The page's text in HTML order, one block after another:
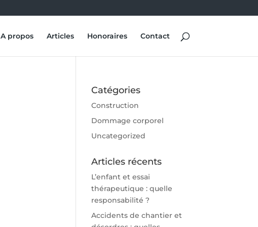
A propos Articles Honoraires Contact
Catégories
Construction
Dommage corporel
Uncategorized
Articles récents
L’enfant et essai
thérapeutique : quelle
responsabilité ?
Accidents de chantier et